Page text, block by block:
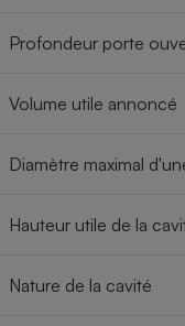
Profondeur porte
Volume utile annoncé
Diamètre maximal
Hauteur utile de la
Nature de la cavité